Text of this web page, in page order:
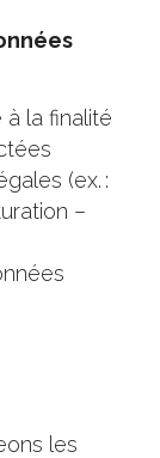
la finalité
(ex. :
–
les